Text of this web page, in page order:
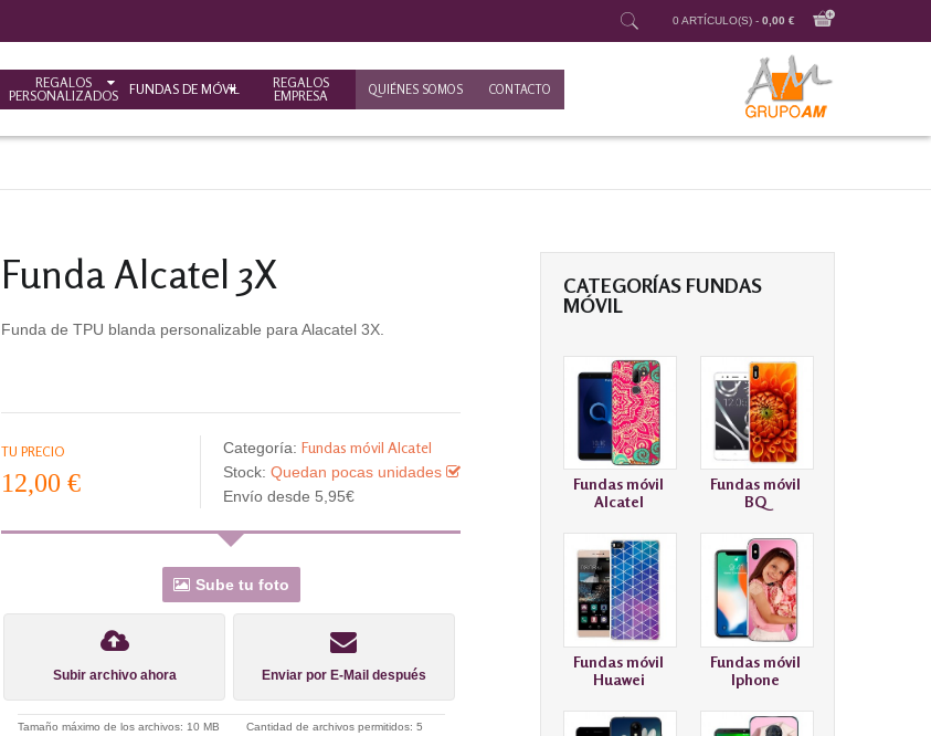
0 ARTÍCULO(S) - 0,00 €
REGALOS
PERSONALIZADOS
FUNDAS DE MÓVIL
REGALOS
EMPRESA
QUIÉNES SOMOS CONTACTO
Funda Alcatel 3X
Funda de TPU blanda personalizable para Alacatel 3X.
TU PRECIO
12,00 €
Categoría: Fundas móvil Alcatel
Stock: Quedan pocas unidades
Envío desde 5,95€
Sube tu foto
Subir archivo ahora Enviar por E-Mail después
Tamaño máximo de los archivos: 10 MB Cantidad de archivos permitidos: 5
CATEGORÍAS FUNDAS
MÓVIL
Fundas móvil
Alcatel
Fundas móvil
BQ
Fundas móvil
Huawei
Fundas móvil
Iphone